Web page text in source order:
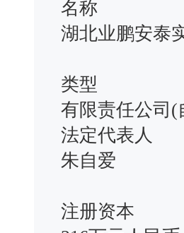
名称
湖北业鹏安泰
类型
有限责任公司(
法定代表人
朱自爱
注册资本